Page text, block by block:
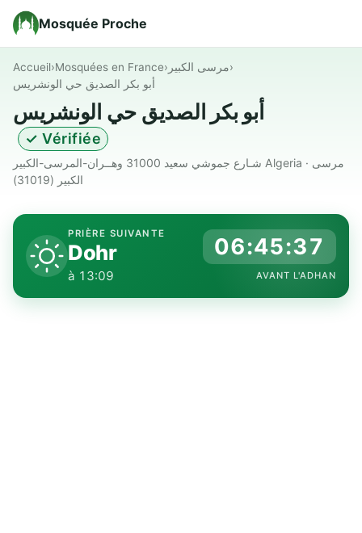
Mosquée Proche
Accueil›Mosquées en France› مرسى الكبير›
أبو بكر الصديق حي الونشريس
أبو بكر الصديق حي الونشريس
✓ Vérifiée
شـارع جموشي سعيد 31000 وهــران-المرسى-الكبير Algeria · مرسى
الكبير (31019)
PRIÈRE SUIVANTE
Dohr
à 13:09
06:45:36
AVANT L'ADHAN